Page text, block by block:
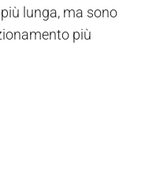
lunga, ma sono
più